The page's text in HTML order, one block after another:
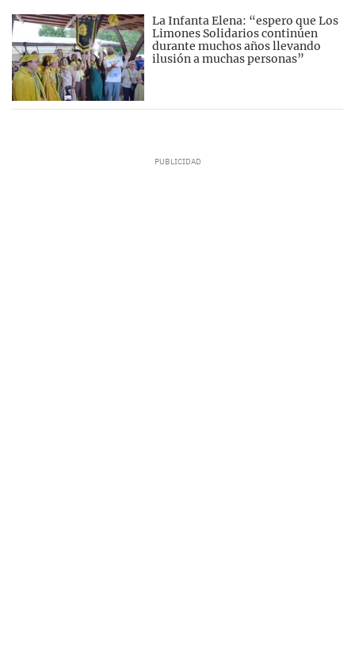
La Infanta Elena: “espero que Los
Limones Solidarios continúen
durante muchos años llevando
ilusión a muchas personas”